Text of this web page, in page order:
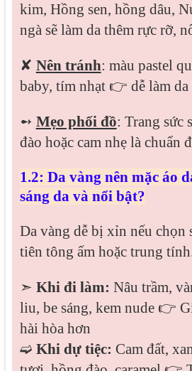
kim, Hồng sen, hồng dâu,
ngà sẽ làm da thêm rực rỡ,
✘ Nên tránh: màu pastel
baby, tím nhạt 👉 dễ làm
➻ Mẹo phối đồ: Trang sức
đào hoặc cam nhẹ là chuẩn
1.2: Da vàng nên mặc áo
sáng da và nổi bật?
Da vàng dễ bị xỉn nếu chọn
tiên tông ấm hoặc trung
➣ Khi đi làm: Nâu trầm,
liu, be sáng, kem nude 👉
hài hòa hơn
➫ Khi dự tiệc: Cam đất,